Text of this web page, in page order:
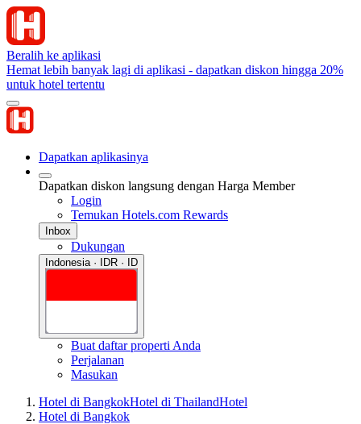
Beralih ke aplikasi
Hemat lebih banyak lagi di aplikasi - dapatkan diskon hingga 20%
untuk hotel tertentu
Dapatkan aplikasinya
Dapatkan diskon langsung dengan Harga Member
Login
Temukan Hotels.com Rewards
Inbox
Dukungan
Indonesia · IDR · ID
Buat daftar properti Anda
Perjalanan
Masukan
Hotel di BangkokHotel di ThailandHotel
Hotel di Bangkok